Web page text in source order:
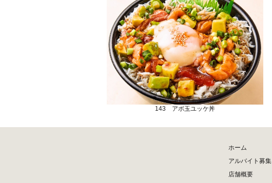
143 アボ玉ユッケ丼
ホーム
アルバイト募集
店舗概要